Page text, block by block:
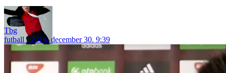
Tbg
futball
2016. december 30. 9:39